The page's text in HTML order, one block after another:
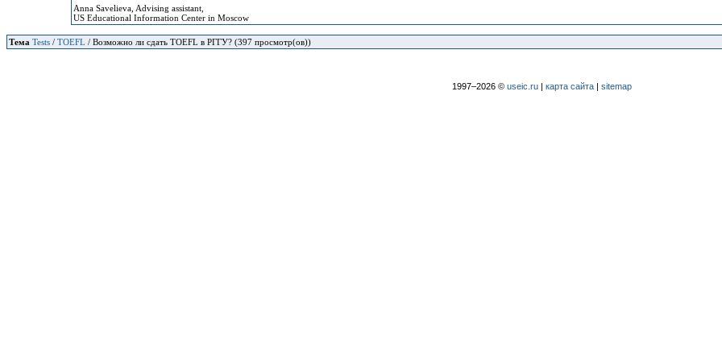
Anna Savelieva, Advising assistant,
US Educational Information Center in Moscow
Тема Tests / TOEFL / Возможно ли сдать TOEFL в РГГУ? (397 просмотр(ов))
1997–2026 © useic.ru| карта сайта| sitemap